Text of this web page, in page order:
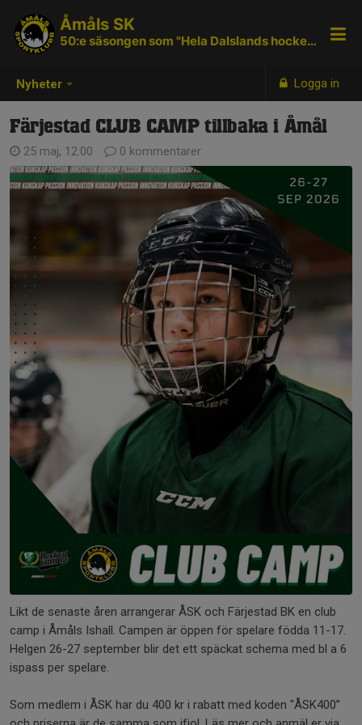
Nyheter Logga in
Åmåls SK
50:e säsongen som "Hela Dalslands hockeyklubb"
Färjestad CLUB CAMP tillbaka i Åmål
25 maj, 12:00 0 kommentarer
Likt de senaste åren arrangerar ÅSK och Färjestad BK en club
camp i Åmåls Ishall. Campen är öppen för spelare födda 11-17.
Helgen 26-27 september blir det ett späckat schema med bl a 6
ispass per spelare.
Som medlem i ÅSK har du 400 kr i rabatt med koden "ÅSK400”